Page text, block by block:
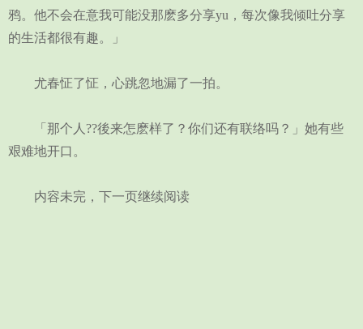
鸦。他不会在意我可能没那麽多分享yu，每次像我倾吐分享
的生活都很有趣。」
尤春怔了怔，心跳忽地漏了一拍。
「那个人??後来怎麽样了？你们还有联络吗？」她有些
艰难地开口。
内容未完，下一页继续阅读